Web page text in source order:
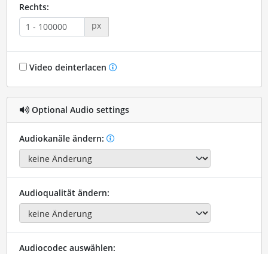
Rechts:
px
Video deinterlacen
Optional Audio settings
Audiokanäle ändern:
Audioqualität ändern:
Audiocodec auswählen: